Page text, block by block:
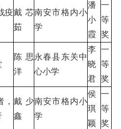
疫戴芯
茹
南安市格内小
学
潘
小
霞
一
等
奖
陈思
洋
永春县东关中
心小学
李
晓
君
一
等
奖
， 戴少
鑫
南安市格内小
学
侯
琪
颖
一
等
奖